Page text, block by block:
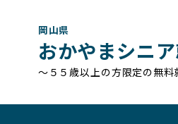
岡山県
おかやまシニ
～５５歳以上の方限定の無